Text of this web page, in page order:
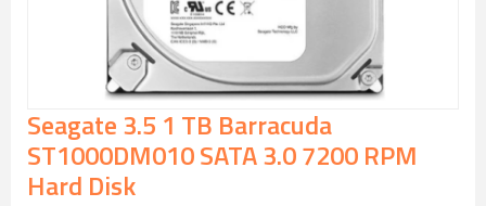
Seagate 3.5 1 TB Barracuda
ST1000DM010 SATA 3.0 7200 RPM
Hard Disk